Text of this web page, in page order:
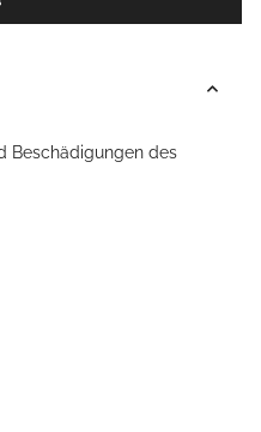
Beschädigungen des